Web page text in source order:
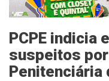
PCPE indicia
suspeitos
Penitenciária